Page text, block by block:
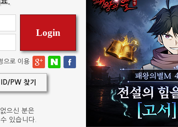
으로 이용
ID/PW 찾기
으신 분은
있습니다.